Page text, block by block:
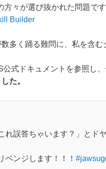
々が選び抜かれた問題です
Builder
多く踊る難問に、私を含む
公式ドキュメントを参照し
た。
れ誤答ちゃいます？」とド
ンジします！！！